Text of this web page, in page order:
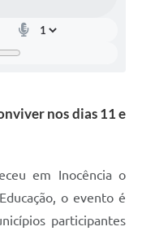
nos dias 11 e
em Inocência o
o evento é
participantes